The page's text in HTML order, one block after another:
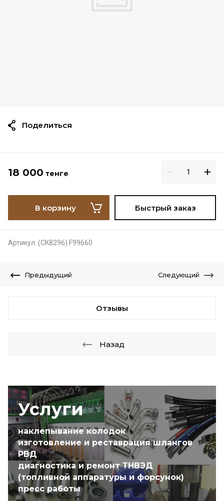
Услуги
наклепывание колодок
изготовление и реставрация шлангов
РВД
диагностика и ремонт ТНВЭД
(топливной аппаратуры и форсунок)
пресс работы
18 000 тенге
В корзину Быстрый заказ
Артикул: (CK8296) F99660
Поделиться
Предыдущий Следующий
Отзывы
Назад